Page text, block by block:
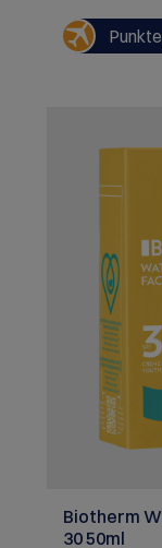
Biotherm
30 50ml